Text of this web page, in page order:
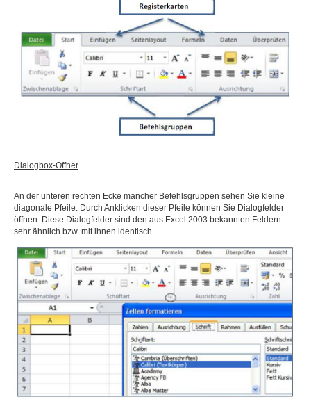
Dialogbox-Öffner
An der unteren rechten Ecke mancher Befehlsgruppen sehen Sie kleine
diagonale Pfeile. Durch Anklicken dieser Pfeile können Sie Dialogfelder
öffnen. Diese Dialogfelder sind den aus Excel 2003 bekannten Feldern
sehr ähnlich bzw. mit ihnen identisch.